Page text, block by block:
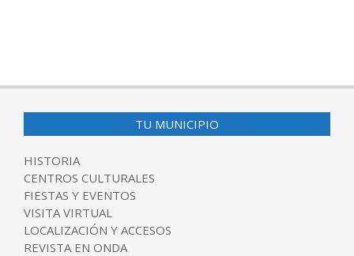
TU MUNICIPIO
HISTORIA
CENTROS CULTURALES
FIESTAS Y EVENTOS
VISITA VIRTUAL
LOCALIZACIÓN Y ACCESOS
REVISTA EN ONDA